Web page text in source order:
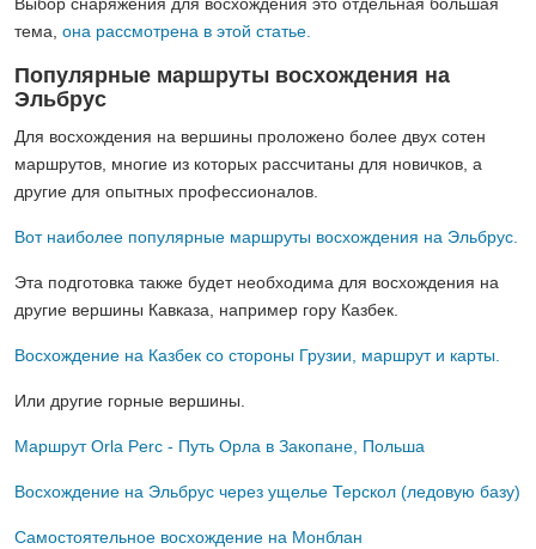
Выбор снаряжения для восхождения это отдельная большая
тема, она рассмотрена в этой статье.
Популярные маршруты восхождения на
Эльбрус
Для восхождения на вершины проложено более двух сотен
маршрутов, многие из которых рассчитаны для новичков, а
другие для опытных профессионалов.
Вот наиболее популярные маршруты восхождения на Эльбрус.
Эта подготовка также будет необходима для восхождения на
другие вершины Кавказа, например гору Казбек.
Восхождение на Казбек со стороны Грузии, маршрут и карты.
Или другие горные вершины.
Маршрут Orla Perc - Путь Орла в Закопане, Польша
Восхождение на Эльбрус через ущелье Терскол (ледовую базу)
Самостоятельное восхождение на Монблан